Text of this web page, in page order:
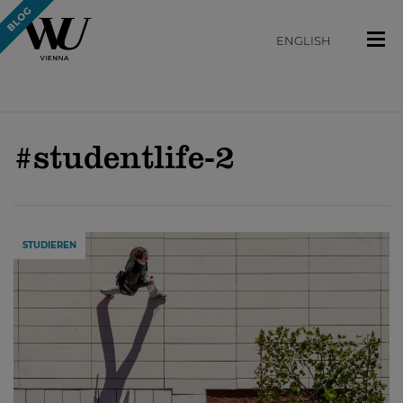
ENGLISH
#studentlife-2
STUDIEREN